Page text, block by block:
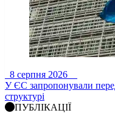
8 серпня 2026
У ЄС запропонували
структурі
ПУБЛІКАЦІЇ